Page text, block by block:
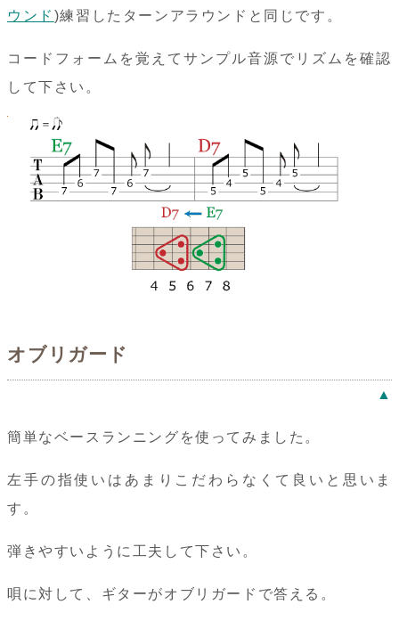
ウンド )練習したターンアラウンドと同じです。
コードフォームを覚えてサンプル音源でリズムを確認
して下さい。
オブリガード
▲
簡単なベースランニングを使ってみました。
左手の指使いはあまりこだわらなくて良いと思いま
す。
弾きやすいように工夫して下さい。
唄に対して、ギターがオブリガードで答える。